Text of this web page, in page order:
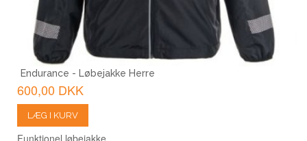
Endurance - Løbejakke Herre
600,00 DKK
LÆG I KURV